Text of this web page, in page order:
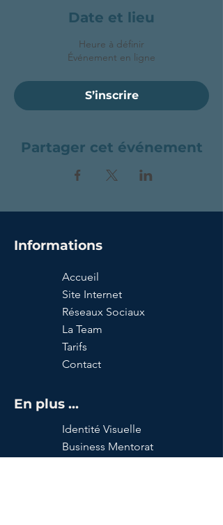
Date et lieu
Heure à définir
Événement en ligne
S’inscrire
Partager cet événement
Informations
Accueil
Site Internet
Réseaux Sociaux
La Team
Tarifs
Contact
En plus ...
Identité Visuelle
Business Mentorat